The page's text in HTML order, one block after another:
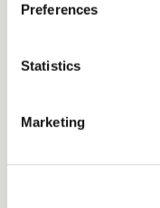
Preferences
Statistics
Marketing
Garantizamos
Nuestro riguroso
nuestros altos
tiene un 100 %
Preparación